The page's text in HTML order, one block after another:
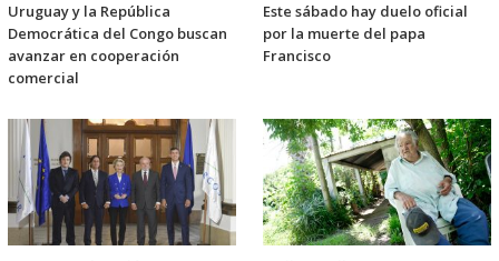
Uruguay y la República
Democrática del Congo buscan
avanzar en cooperación
comercial
Este sábado hay duelo oficial
por la muerte del papa
Francisco